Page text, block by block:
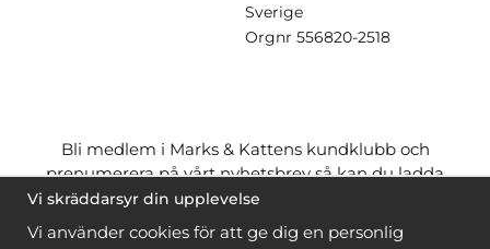
Sverige
Orgnr 556820-2518
Bli medlem i Marks & Kattens kundklubb och
prenumerera på vårt nyhetsbrev så kan du ladda
ner många mönstergratisoch få många
när du handlar garn till mönstret. Du ser vilka som
Vi skräddarsyr din upplevelse
Vi använder cookies för att ge dig en personlig